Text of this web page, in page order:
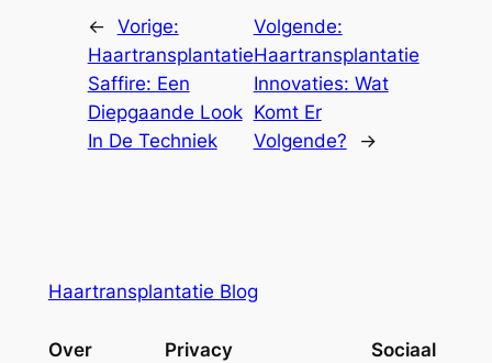
← Vorige:
Haartransplantatie
Saffire: Een
Diepgaande Look
In De Techniek
Volgende:
Haartransplantatie
Innovaties: Wat
Komt Er
Volgende?
→
Haartransplantatie Blog
Over Privacy Sociaal